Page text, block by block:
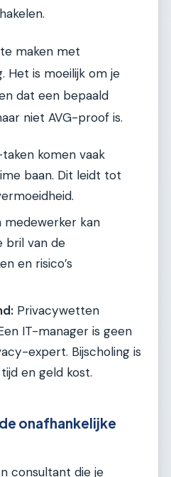
maken met
Het is moeilijk om je
dat een bepaald
niet AVG-proof is.
komen vaak
baan. Dit leidt tot
medewerker kan
bril van de
en risico’s
Privacywetten
IT-manager is geen
expert. Bijscholing is
en geld kost.
onafhankelijke
consultant die je